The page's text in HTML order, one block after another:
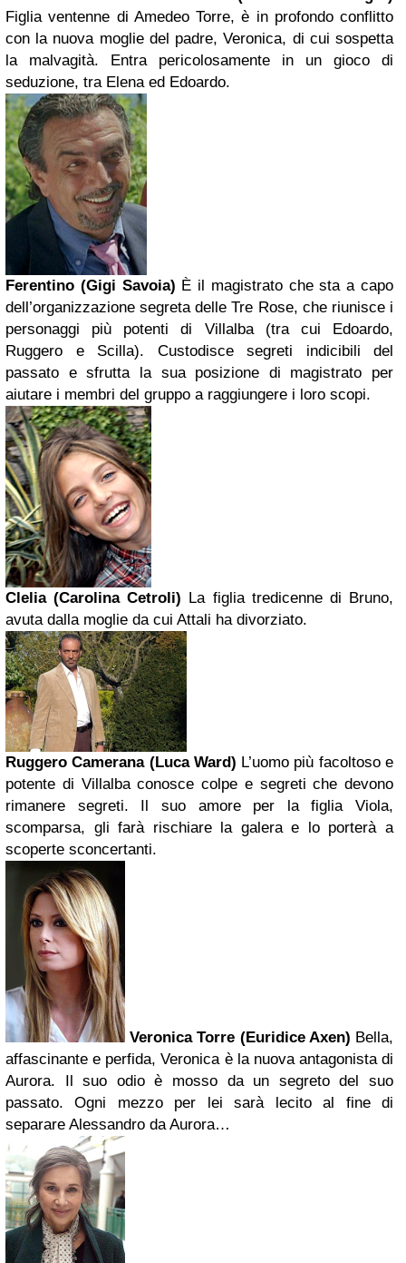
Figlia ventenne di Amedeo Torre, è in profondo conflitto
con la nuova moglie del padre, Veronica, di cui sospetta
la malvagità. Entra pericolosamente in un gioco di
seduzione, tra Elena ed Edoardo.
Ferentino (Gigi Savoia) È il magistrato che sta a capo
dell’organizzazione segreta delle Tre Rose, che riunisce i
personaggi più potenti di Villalba (tra cui Edoardo,
Ruggero e Scilla). Custodisce segreti indicibili del
passato e sfrutta la sua posizione di magistrato per
aiutare i membri del gruppo a raggiungere i loro scopi.
Clelia (Carolina Cetroli) La figlia tredicenne di Bruno,
avuta dalla moglie da cui Attali ha divorziato.
Ruggero Camerana (Luca Ward) L’uomo più facoltoso e
potente di Villalba conosce colpe e segreti che devono
rimanere segreti. Il suo amore per la figlia Viola,
scomparsa, gli farà rischiare la galera e lo porterà a
scoperte sconcertanti.
Veronica Torre (Euridice Axen) Bella,
affascinante e perfida, Veronica è la nuova antagonista di
Aurora. Il suo odio è mosso da un segreto del suo
passato. Ogni mezzo per lei sarà lecito al fine di
separare Alessandro da Aurora…